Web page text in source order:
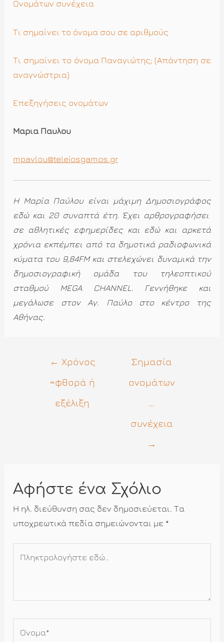
Ονομάτων συνέχεια
Τι σημαίνει το όνομα σου σε αριθμούς
Τι σημαίνει το όνομα Παναγιώτης; (Απάντηση σε
αναγνώστρια)
Επεξηγήσεις ονομάτων
Μαρία Παύλου
mpavlou@teleiosgamos.gr
Η Μαρία Παύλου είναι μάχιμη Δημοσιογράφος
εδώ και 20 συναπτά έτη. Έχει αρθρογραφήσει
σε αθλητικές εφημερίδες και εδώ και αρκετά
χρόνια εκπέμπει από τα δημοτικά ραδιοφωνικά
κύματα του 9,84FM και στελεχώνει δυναμικά την
δημοσιογραφική ομάδα του τηλεοπτικού
σταθμού MEGA CHANNEL. Γεννήθηκε και
μεγάλωσε στον Αγ. Παύλο στο κέντρο της
Αθήνας.
Πλοήγηση
← Xρόνος
=φθορά ή
εξέλιξη
Σημασία
ονομάτων
...
συνέχεια
→
Αφήστε ένα Σχόλιο
Η ηλ. διεύθυνση σας δεν δημοσιεύεται. Τα
υποχρεωτικά πεδία σημειώνονται με *